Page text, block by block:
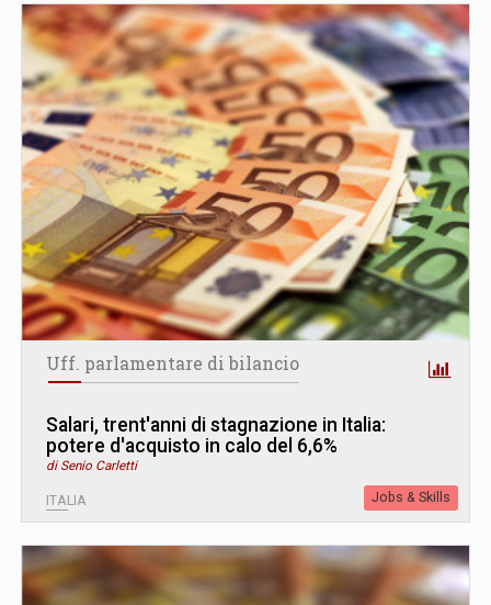
Uff. parlamentare di bilancio
Salari, trent'anni di stagnazione in Italia:
potere d'acquisto in calo del 6,6%
di Senio Carletti
ITALIA Jobs & Skills